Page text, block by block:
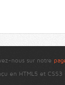
nous sur notre
en HTML5 et